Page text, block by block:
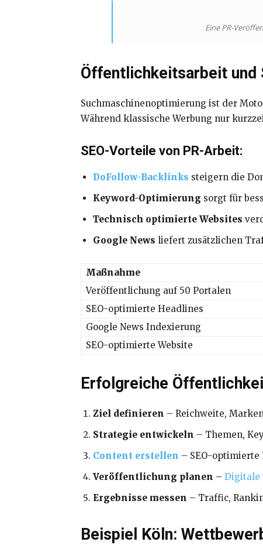
Eine PR-
Öffentlichkeitsarbeit und
Suchmaschinenoptimierung ist der
Während klassische Werbung nur
SEO-Vorteile von PR-Arbeit:
DoFollow-Backlinks steigern die
Keyword-Optimierung sorgt für
Technisch optimierte Websites
Google News liefert zusätzlichen
Maßnahme
Veröffentlichung auf 50 Portalen
SEO-optimierte Headlines
Google News Indexierung
SEO-optimierte Website
Erfolgreiche
Ziel definieren – Reichweite,
Strategie entwickeln – Themen,
Content erstellen – SEO-
Veröffentlichung planen – Digitale
Ergebnisse messen – Traffic,
Beispiel Köln: